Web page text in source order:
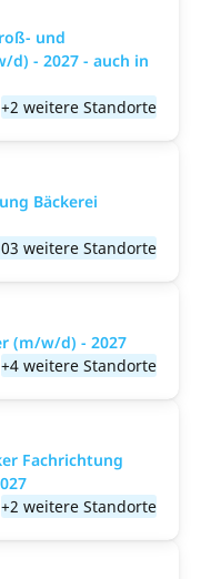
und
d) - 2027 - auch in
+2 weitere Standorte
Bäckerei
weitere Standorte
(m/w/d) - 2027
+4 weitere Standorte
Fachrichtung
+2 weitere Standorte